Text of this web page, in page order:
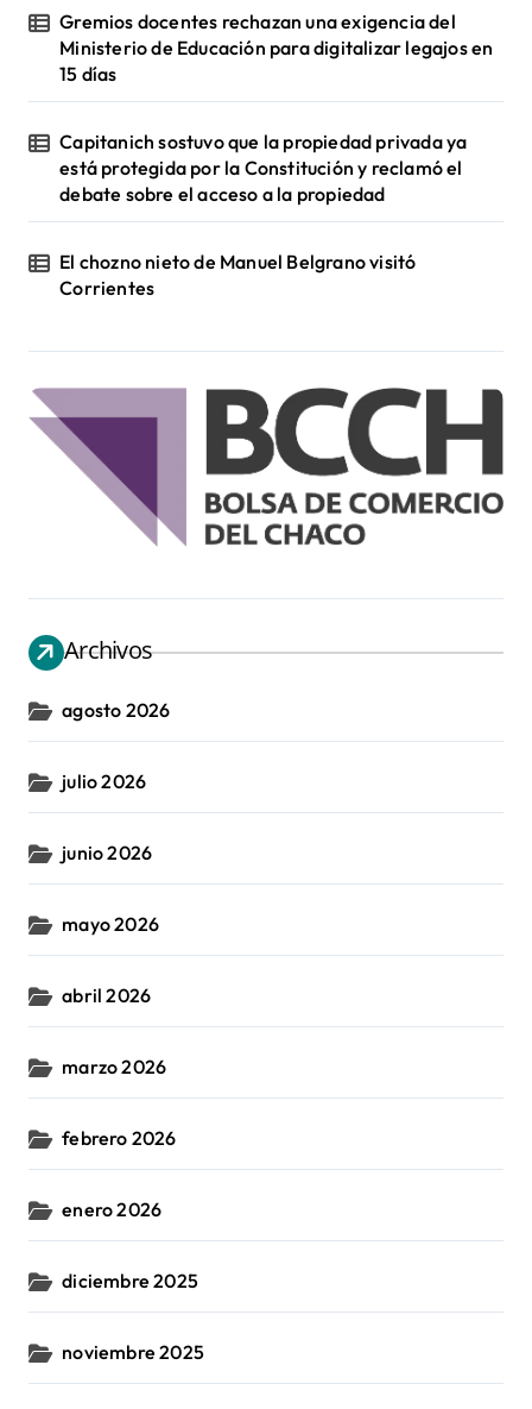
Gremios docentes rechazan una exigencia del
Ministerio de Educación para digitalizar legajos en
15 días
Capitanich sostuvo que la propiedad privada ya
está protegida por la Constitución y reclamó el
debate sobre el acceso a la propiedad
El chozno nieto de Manuel Belgrano visitó
Corrientes
Archivos
agosto 2026
julio 2026
junio 2026
mayo 2026
abril 2026
marzo 2026
febrero 2026
enero 2026
diciembre 2025
noviembre 2025